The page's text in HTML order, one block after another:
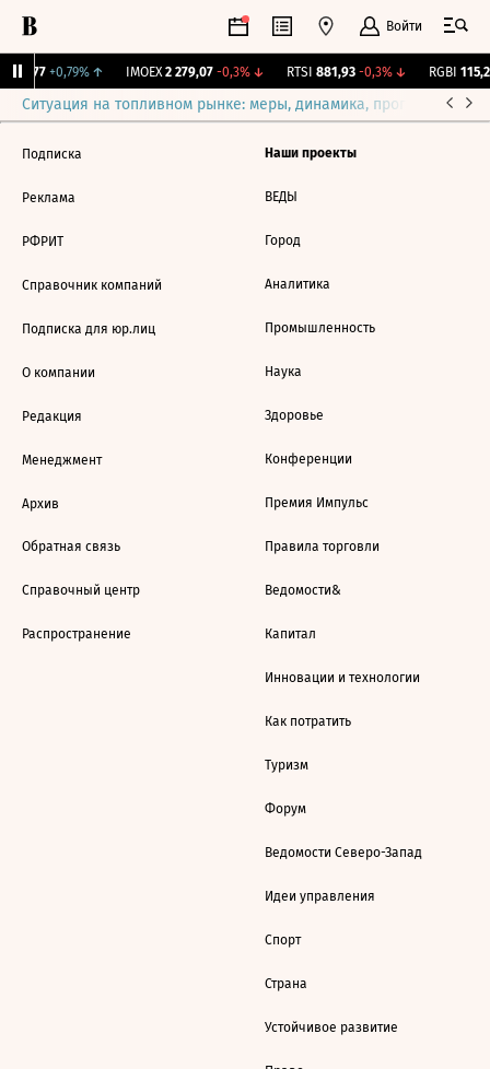
Войти
12,177 +0,79%↑ IMOEX 2 279,07 -0,3%↓ RTSI 881,93 -0,3%↓ RGBI 115,25
Ситуация на топливном рынке: меры, динамика, прогнозы
Подписка
Реклама
РФРИТ
Справочник компаний
Подписка для юр.лиц
О компании
Редакция
Менеджмент
Архив
Обратная связь
Справочный центр
Распространение
Наши проекты
ВЕДЫ
Город
Аналитика
Промышленность
Наука
Здоровье
Конференции
Премия Импульс
Правила торговли
Ведомости&
Капитал
Инновации и технологии
Как потратить
Туризм
Форум
Ведомости Северо-Запад
Идеи управления
Спорт
Страна
Устойчивое развитие